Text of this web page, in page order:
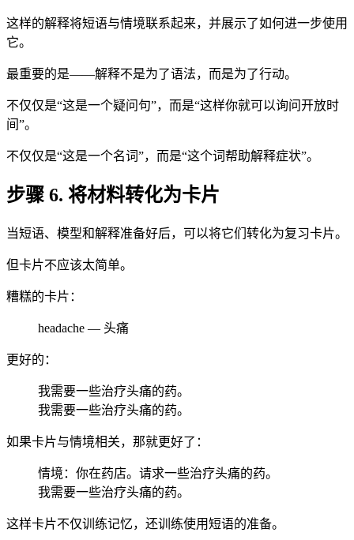
这样的解释将短语与情境联系起来，并展示了如何进一步使用
它。
最重要的是——解释不是为了语法，而是为了行动。
不仅仅是“这是一个疑问句”，而是“这样你就可以询问开放时
间”。
不仅仅是“这是一个名词”，而是“这个词帮助解释症状”。
步骤 6. 将材料转化为卡片
当短语、模型和解释准备好后，可以将它们转化为复习卡片。
但卡片不应该太简单。
糟糕的卡片：
headache — 头痛
更好的：
我需要一些治疗头痛的药。
我需要一些治疗头痛的药。
如果卡片与情境相关，那就更好了：
情境：你在药店。请求一些治疗头痛的药。
我需要一些治疗头痛的药。
这样卡片不仅训练记忆，还训练使用短语的准备。